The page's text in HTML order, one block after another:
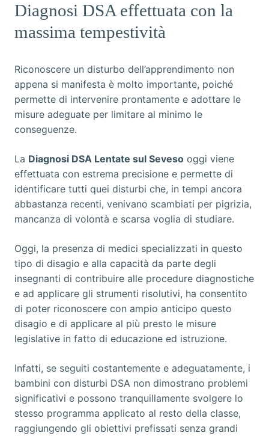
Diagnosi DSA effettuata con la
massima tempestività
Riconoscere un disturbo dell’apprendimento non
appena si manifesta è molto importante, poiché
permette di intervenire prontamente e adottare le
misure adeguate per limitare al minimo le
conseguenze.
La Diagnosi DSA Lentate sul Seveso oggi viene
effettuata con estrema precisione e permette di
identificare tutti quei disturbi che, in tempi ancora
abbastanza recenti, venivano scambiati per pigrizia,
mancanza di volontà e scarsa voglia di studiare.
Oggi, la presenza di medici specializzati in questo
tipo di disagio e alla capacità da parte degli
insegnanti di contribuire alle procedure diagnostiche
e ad applicare gli strumenti risolutivi, ha consentito
di poter riconoscere con ampio anticipo questo
disagio e di applicare al più presto le misure
legislative in fatto di educazione ed istruzione.
Infatti, se seguiti costantemente e adeguatamente, i
bambini con disturbi DSA non dimostrano problemi
significativi e possono tranquillamente svolgere lo
stesso programma applicato al resto della classe,
raggiungendo gli obiettivi prefissati senza grandi